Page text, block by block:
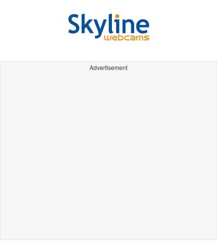
Advertisement